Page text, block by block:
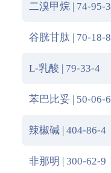
二溴甲烷 | 74-95-3
谷胱甘肽 | 70-18-8
L-乳酸 | 79-33-4
苯巴比妥 | 50-06-6
辣椒碱 | 404-86-4
非那明 | 300-62-9